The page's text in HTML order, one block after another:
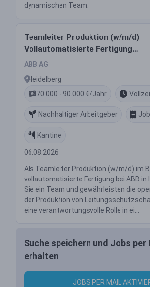
dynamischen Team.
Teamleiter Produktion (w/m/d)
Vollautomatisierte Fertigung
Leitungsschutzschalter
ABB AG
Heidelberg
70.000 - 90.000 €/Jahr
Nachhaltiger Arbeitgeber
Kantine
06.08.2026
Als Teamleiter Produktion (w/m/d) im
vollautomatisierte Fertigung bei ABB in
Sie ein Team und gewährleisten die
der Produktion von
eine verantwortungsvolle Rolle in ei...
Suche speichern und Jobs per
erhalten
JOBS PER MAIL